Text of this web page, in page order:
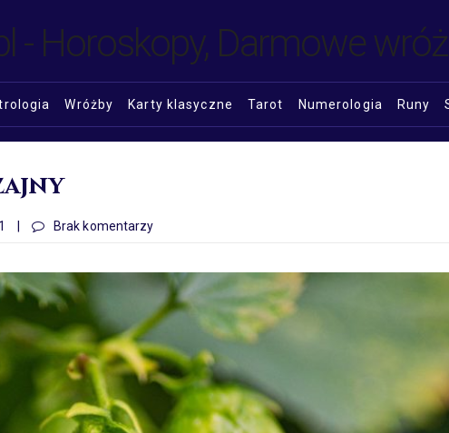
Wróżby Karty klasyczne Tarot Numerologia Runy
Brak komentarzy